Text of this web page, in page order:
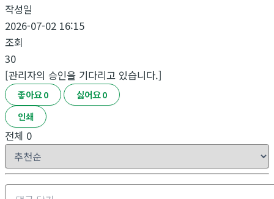
작성일
2026-07-02 16:15
조회
30
[관리자의 승인을 기다리고 있습니다.]
좋아요0 싫어요0
인쇄
전체 0